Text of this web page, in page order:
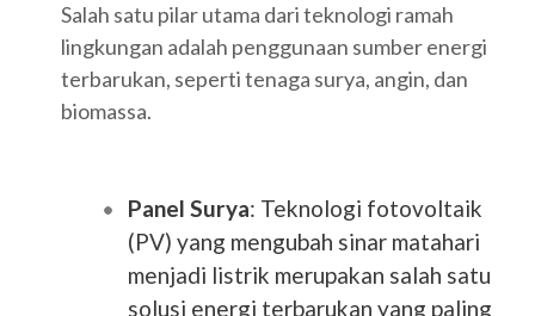
Salah satu pilar utama dari teknologi ramah
lingkungan adalah penggunaan sumber energi
terbarukan, seperti tenaga surya, angin, dan
biomassa.
Panel Surya: Teknologi fotovoltaik
(PV) yang mengubah sinar matahari
menjadi listrik merupakan salah satu
solusi energi terbarukan yang paling